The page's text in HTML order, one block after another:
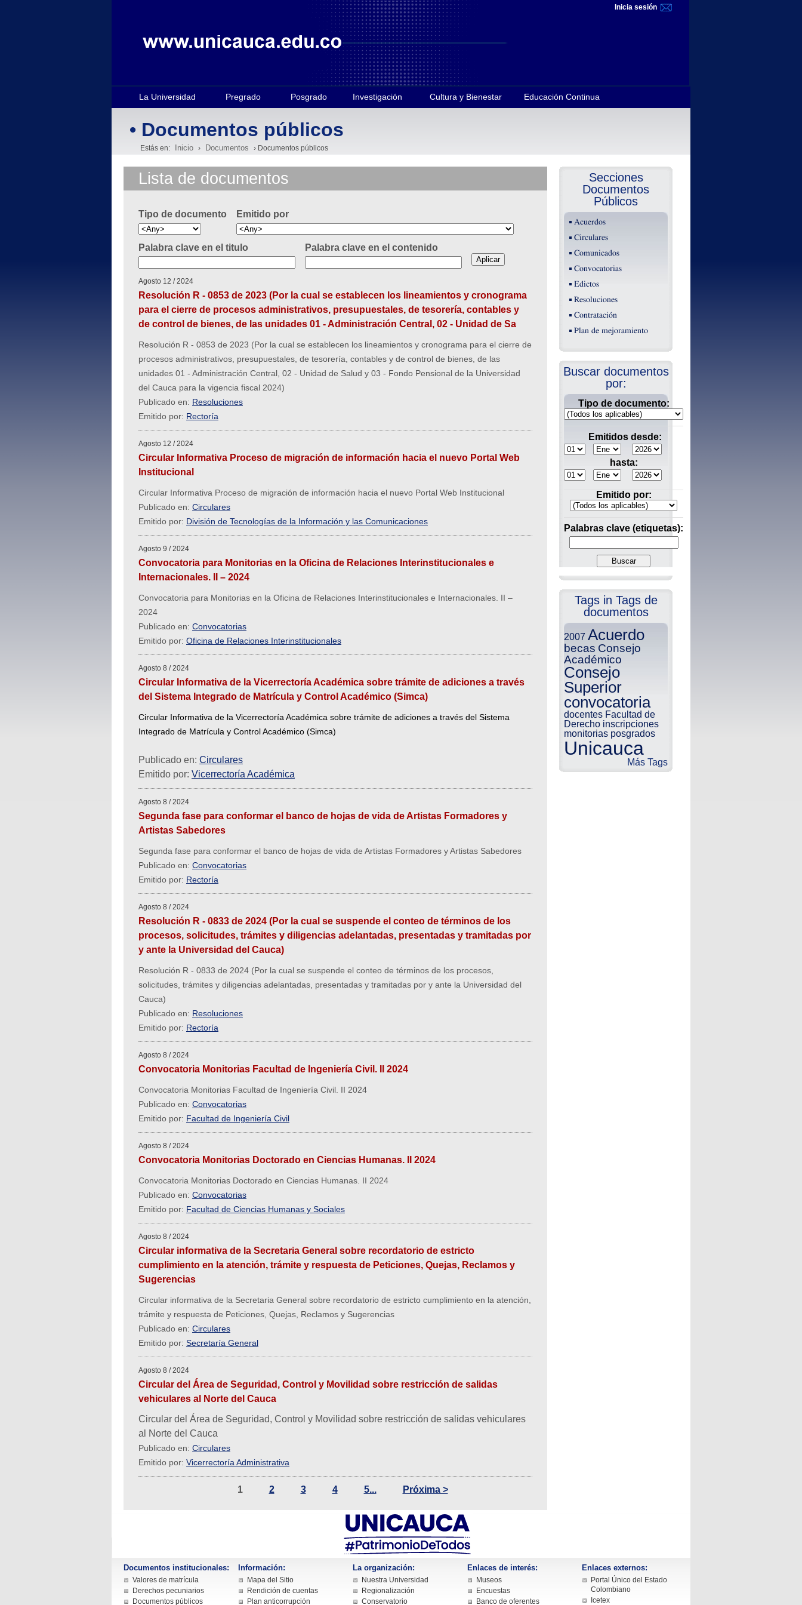
Inicia sesión
La Universidad Pregrado Posgrado Investigación Cultura y Bienestar Educación Continua
• Documentos públicos
Estás en: Inicio › Documentos › Documentos públicos
Lista de documentos
Tipo de documento Emitido por
Palabra clave en el titulo Palabra clave en el contenido
Agosto 12 / 2024
Resolución R - 0853 de 2023 (Por la cual se establecen los lineamientos y cronograma
para el cierre de procesos administrativos, presupuestales, de tesorería, contables y
de control de bienes, de las unidades 01 - Administración Central, 02 - Unidad de Sa
Resolución R - 0853 de 2023 (Por la cual se establecen los lineamientos y cronograma para el cierre de
procesos administrativos, presupuestales, de tesorería, contables y de control de bienes, de las
unidades 01 - Administración Central, 02 - Unidad de Salud y 03 - Fondo Pensional de la Universidad
del Cauca para la vigencia fiscal 2024)
Publicado en: Resoluciones
Emitido por: Rectoría
Agosto 12 / 2024
Circular Informativa Proceso de migración de información hacia el nuevo Portal Web
Institucional
Circular Informativa Proceso de migración de información hacia el nuevo Portal Web Institucional
Publicado en: Circulares
Emitido por: División de Tecnologías de la Información y las Comunicaciones
Agosto 9 / 2024
Convocatoria para Monitorias en la Oficina de Relaciones Interinstitucionales e
Internacionales. II – 2024
Convocatoria para Monitorias en la Oficina de Relaciones Interinstitucionales e Internacionales. II –
2024
Publicado en: Convocatorias
Emitido por: Oficina de Relaciones Interinstitucionales
Agosto 8 / 2024
Circular Informativa de la Vicerrectoría Académica sobre trámite de adiciones a través
del Sistema Integrado de Matrícula y Control Académico (Simca)
Circular Informativa de la Vicerrectoría Académica sobre trámite de adiciones a través del Sistema
Integrado de Matrícula y Control Académico (Simca)
Publicado en: Circulares
Emitido por: Vicerrectoría Académica
Agosto 8 / 2024
Segunda fase para conformar el banco de hojas de vida de Artistas Formadores y
Artistas Sabedores
Segunda fase para conformar el banco de hojas de vida de Artistas Formadores y Artistas Sabedores
Publicado en: Convocatorias
Emitido por: Rectoría
Agosto 8 / 2024
Resolución R - 0833 de 2024 (Por la cual se suspende el conteo de términos de los
procesos, solicitudes, trámites y diligencias adelantadas, presentadas y tramitadas por
y ante la Universidad del Cauca)
Resolución R - 0833 de 2024 (Por la cual se suspende el conteo de términos de los procesos,
solicitudes, trámites y diligencias adelantadas, presentadas y tramitadas por y ante la Universidad del
Cauca)
Publicado en: Resoluciones
Emitido por: Rectoría
Agosto 8 / 2024
Convocatoria Monitorias Facultad de Ingeniería Civil. II 2024
Convocatoria Monitorias Facultad de Ingeniería Civil. II 2024
Publicado en: Convocatorias
Emitido por: Facultad de Ingeniería Civil
Agosto 8 / 2024
Convocatoria Monitorias Doctorado en Ciencias Humanas. II 2024
Convocatoria Monitorias Doctorado en Ciencias Humanas. II 2024
Publicado en: Convocatorias
Emitido por: Facultad de Ciencias Humanas y Sociales
Agosto 8 / 2024
Circular informativa de la Secretaria General sobre recordatorio de estricto
cumplimiento en la atención, trámite y respuesta de Peticiones, Quejas, Reclamos y
Sugerencias
Circular informativa de la Secretaria General sobre recordatorio de estricto cumplimiento en la atención,
trámite y respuesta de Peticiones, Quejas, Reclamos y Sugerencias
Publicado en: Circulares
Emitido por: Secretaría General
Agosto 8 / 2024
Circular del Área de Seguridad, Control y Movilidad sobre restricción de salidas
vehiculares al Norte del Cauca
Circular del Área de Seguridad, Control y Movilidad sobre restricción de salidas vehiculares
al Norte del Cauca
Publicado en: Circulares
Emitido por: Vicerrectoría Administrativa
1 2 3 4 5... Próxima >
Secciones
Documentos
Públicos
Acuerdos
Circulares
Comunicados
Convocatorias
Edictos
Resoluciones
Contratación
Plan de mejoramiento
Buscar documentos
por:
Tipo de documento:
Emitidos desde:
hasta:
Emitido por:
Palabras clave (etiquetas):
Tags in Tags de
documentos
2007 Acuerdo
becas Consejo
Académico
Consejo
Superior
convocatoria
docentes Facultad de
Derecho inscripciones
monitorias posgrados
Unicauca
Más Tags
Documentos institucionales:
Valores de matrícula
Derechos pecuniarios
Documentos públicos
Información:
Mapa del Sitio
Rendición de cuentas
Plan anticorrupción
La organización:
Nuestra Universidad
Regionalización
Conservatorio
Enlaces de interés:
Museos
Encuestas
Banco de oferentes
Enlaces externos:
Portal Único del Estado
Colombiano
Icetex